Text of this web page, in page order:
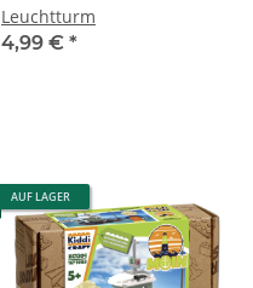
Leuchtturm
4,99 € *
AUF LAGER